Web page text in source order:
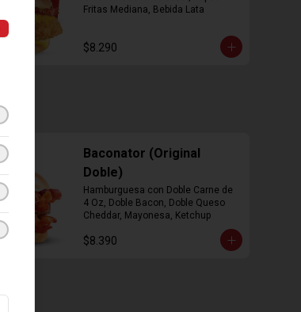
Fritas Mediana, Bebida Lata
$8.290
Baconator (Original
Doble)
Hamburguesa con Doble Carne de
4 Oz, Doble Bacon, Doble Queso
Cheddar, Mayonesa, Ketchup
$8.390